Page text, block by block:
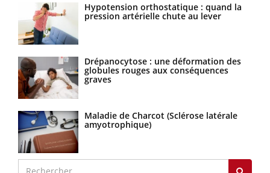
Hypotension orthostatique : quand la
pression artérielle chute au lever
Drépanocytose : une déformation des
globules rouges aux conséquences
graves
Maladie de Charcot (Sclérose latérale
amyotrophique)